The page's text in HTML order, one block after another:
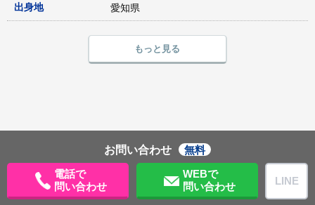
出身地 愛知県
もっと見る
お問い合わせ
無料
電話で
問い合わせ
WEBで
問い合わせ
LINE